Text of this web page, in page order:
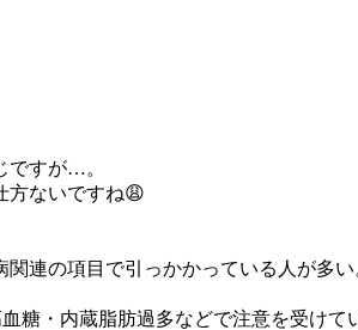
ですが…。
ないですね😩
連の項目で引っかかっている人が多い
・内蔵脂肪過多などで注意を受けて